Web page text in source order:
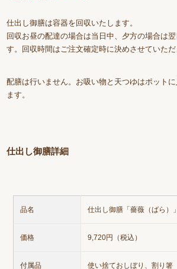
仕出し御膳は容器を回収いたします。
回収お昼の配達の場合は当日中、夕方の場合は
す。回収時間はご注文確定時に決めさせていただ
配膳は行いません。お吸い物と天つゆはポット
ます。
仕出し御膳詳細
品名 仕出し御膳「薔薇（ばら）」
価格 9,720円（税込）
付属品 使い捨ておしぼり、割り箸